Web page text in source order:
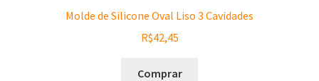
Molde de Silicone Oval Liso 3 Cavidades
R$42,45
Comprar